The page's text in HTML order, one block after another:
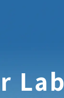
Lab